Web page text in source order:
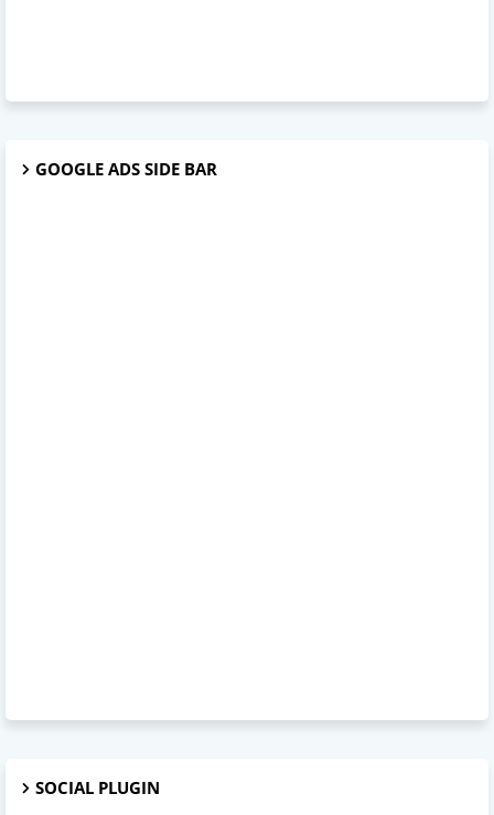
GOOGLE ADS SIDE BAR
SOCIAL PLUGIN